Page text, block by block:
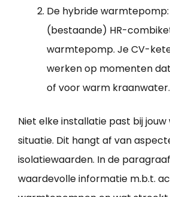
De hybride
(bestaande) HR-
warmtepomp. Je CV-
werken op momenten
of voor warm kraanwater.
Niet elke installatie past bij jouw
situatie. Dit hangt af van
isolatiewaarden. In de
waardevolle informatie m.b.t.